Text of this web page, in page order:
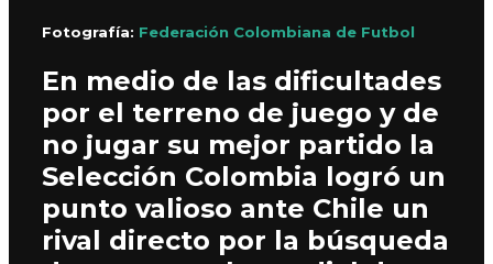
Fotografía: Federación Colombiana de Futbol
En medio de las dificultades
por el terreno de juego y de
no jugar su mejor partido la
Selección Colombia logró un
punto valioso ante Chile un
rival directo por la búsqueda